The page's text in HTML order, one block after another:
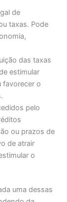
de
taxas. Pode
das taxas
estimular
favorecer o
pelo
ou prazos de
de atrair
o
uma dessas